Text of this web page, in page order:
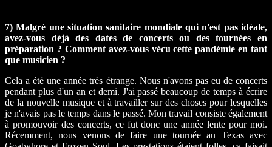
7) Malgré une situation sanitaire mondiale qui n'est pas idéale,
avez-vous déjà des dates de concerts ou des tournées en
préparation ? Comment avez-vous vécu cette pandémie en tant
que musicien ?
Cela a été une année très étrange. Nous n'avons pas eu de concerts
pendant plus d'un an et demi. J'ai passé beaucoup de temps à écrire
de la nouvelle musique et à travailler sur des choses pour lesquelles
je n'avais pas le temps dans le passé. Mon travail consiste également
à promouvoir des concerts, ce fut donc une année lente pour moi.
Récemment, nous venons de faire une tournée au Texas avec